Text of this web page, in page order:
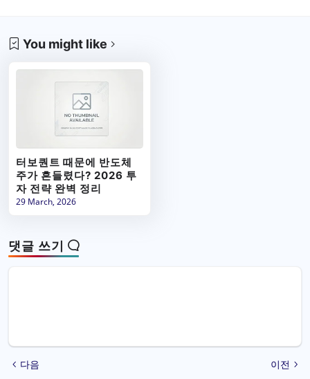
You might like
터보퀀트 때문에 반도체
주가 흔들렸다? 2026 투
자 전략 완벽 정리
29 March, 2026
댓글 쓰기
다음 이전